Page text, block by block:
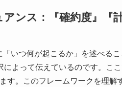
ンス：『確約度』『
いつ何が起こるか」を述べる
によって伝えているのです。こ
す。このフレームワークを理解